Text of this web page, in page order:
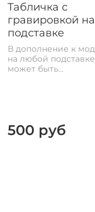
Табличка с
гравировкой на
подставке
В дополнение к
на любой
может быть...
500 руб